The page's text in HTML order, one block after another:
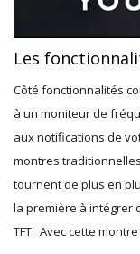
Les
Côté fonctionnalités
à un moniteur de
aux notifications de
montres
tournent de plus en
la première à intégrer
TFT. Avec cette